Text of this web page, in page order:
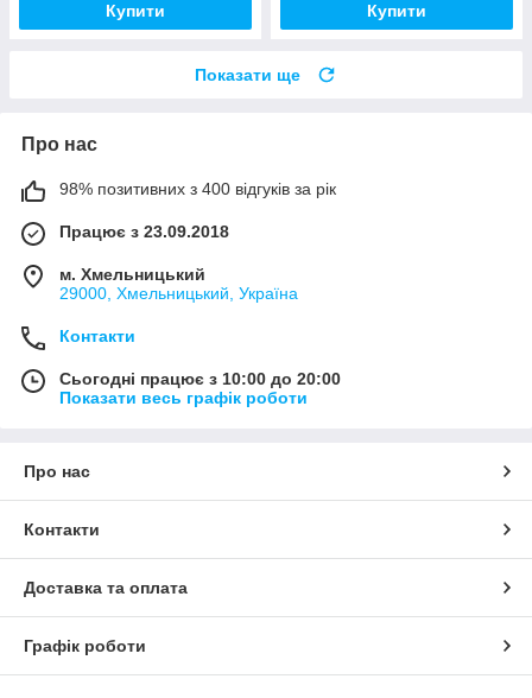
Купити Купити
Показати ще
Про нас
98% позитивних з 400 відгуків за рік
Працює з 23.09.2018
м. Хмельницький
29000, Хмельницький, Україна
Контакти
Сьогодні працює з 10:00 до 20:00
Показати весь графік роботи
Про нас
Контакти
Доставка та оплата
Графік роботи